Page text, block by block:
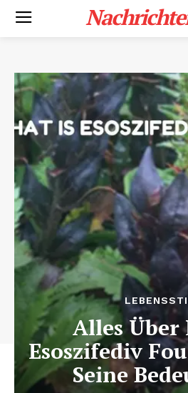
Alles Über
Esoszifediv
Seine